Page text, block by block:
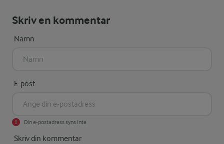
Skriv en kommentar
Namn
E-post
Din e-postadress syns inte
Skriv din kommentar